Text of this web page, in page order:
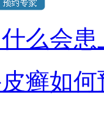
么会
癣如何